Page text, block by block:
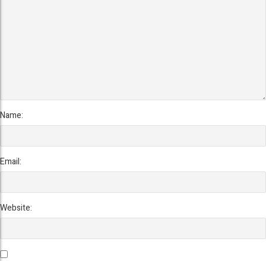
Name:
Email:
Website: